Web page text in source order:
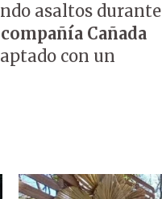
asaltos durante
compañía Cañada
con un